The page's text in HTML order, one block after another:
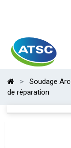
Soudage Arc
de réparation